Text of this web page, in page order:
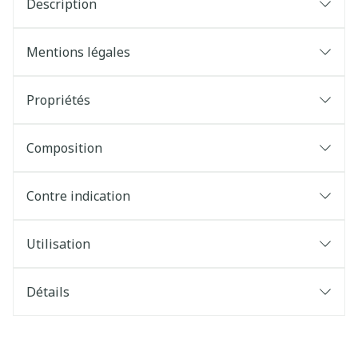
Description
Mentions légales
Propriétés
Composition
Contre indication
Utilisation
Détails